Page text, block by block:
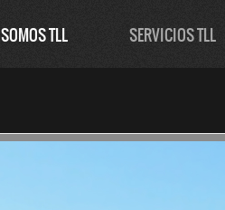
SOMOS TLL SERVICIOS TLL